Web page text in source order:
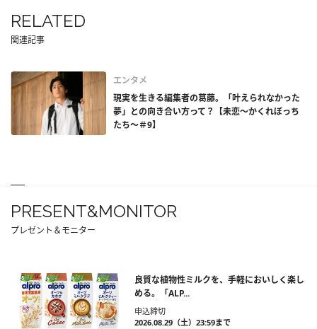
RELATED
関連記事
エンタメ
現実を生きる編集者の葛藤。「叶えられなかった
夢」との向き合い方って？【未恋～かくれぼっち
たち～＃9】
PRESENT&MONITOR
プレゼント＆モニター
良質な植物性ミルクを、手軽においしく楽し
める。「ALP...
申込締切
2026.08.29（土）23:59まで